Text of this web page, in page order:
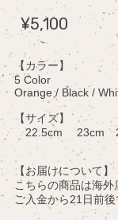
¥5,100
【カラー】
5 Color
Orange / Black /
【サイズ】
22.5cm 23cm
【お届けについて】
こちらの商品は海外
ご入金から21日前後